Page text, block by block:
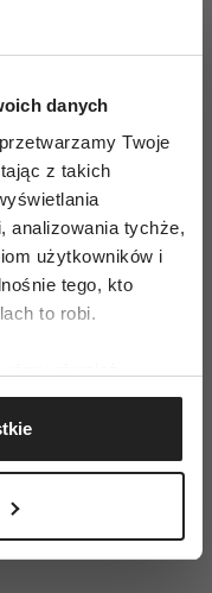
danych
przetwarzamy Twoje
z takich
analizowania tychże,
użytkowników i
tego, kto
to robi.
lokalizacji
do kilku metrów
aktywnie
palca)
Dobrze je na
na to kładę po
i posypuję
kładę
której
posypuję
wyglądają bojowo,
myślę że jest